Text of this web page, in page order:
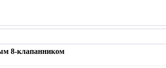
8-клапанником